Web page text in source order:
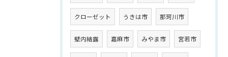
クローゼット うきは市 那珂川市
壁内結露 嘉麻市 みやま市 宮若市